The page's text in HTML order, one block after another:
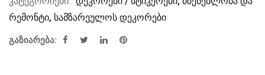
რემონტი, სამზარეულოს დეკორები
გაზიარება: